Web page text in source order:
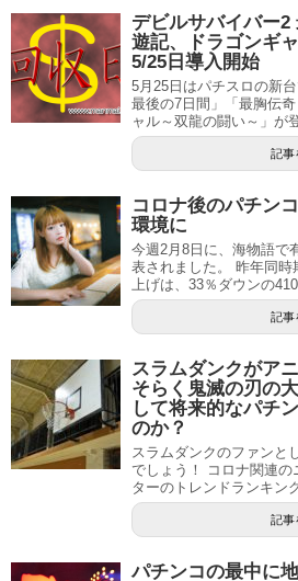
デビルサバイバー2
遊記、ドラゴンギ
5/25日導入開始
5月25日はパチスロの新
最後の7日間」「最胸伝
ャル～双龍の闘い～」が
記事
コロナ後のパチン
環境に
今週2月8日に、海物語で
表されました。 昨年同時
上げは、33％ダウンの
記事
スラムダンクがア
そらく鬼滅の刃の
して将来的なパチ
のか？
スラムダンクのファンと
でしょう！ コロナ関連の
ターのトレンドランキン
記事
パチンコの最中に